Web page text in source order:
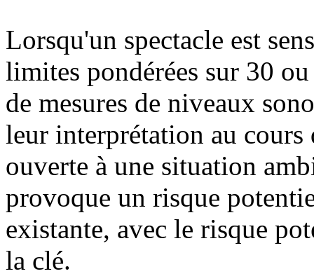
Lorsqu'un spectacle est
limites pondérées sur 30
de mesures de niveaux
leur interprétation au cours
ouverte à une situation
provoque un risque
existante, avec le risque
la clé.